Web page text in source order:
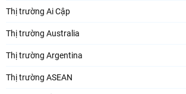
Thị trường Ai Cập
Thị trường Australia
Thị trường Argentina
Thị trường ASEAN